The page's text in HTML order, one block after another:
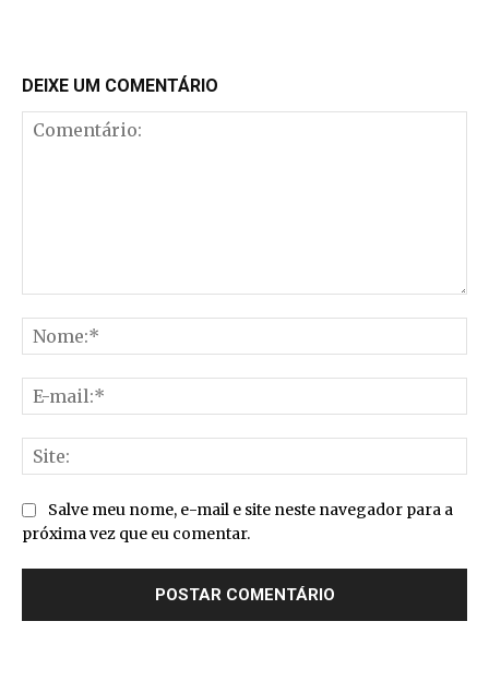
DEIXE UM COMENTÁRIO
Salve meu nome, e-mail e site neste navegador para a
próxima vez que eu comentar.